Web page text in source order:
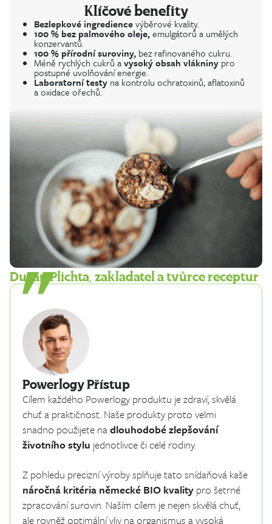
Klíčové benefity
Bezlepkové ingrediencevýběrové kvality.
100 % bez palmového oleje,emulgátorů a umělých
konzervantů.
100 % přírodní suroviny, bez rafinovaného cukru.
Méně rychlých cukrů avysoký obsah vlákniny pro
postupné uvolňování energie.
Laboratorní testy na kontrolu ochratoxinů, aflatoxinů
a oxidace ořechů.
Dušan Plichta, zakladatel a tvůrce receptur
Powerlogy Přístup
Cílem každého Powerlogy produktu je zdraví, skvělá
chuť a praktičnost. Naše produkty proto velmi
snadno použijete nadlouhodobé zlepšování
životního stylu jednotlivce či celé rodiny.
Z pohledu precizní výroby splňuje tato snídaňová kaše
náročná kritéria německé BIO kvality pro šetrné
zpracování surovin. Naším cílem je nejen skvělá chuť,
ale rovněž optimální vliv na organismus a vysoká